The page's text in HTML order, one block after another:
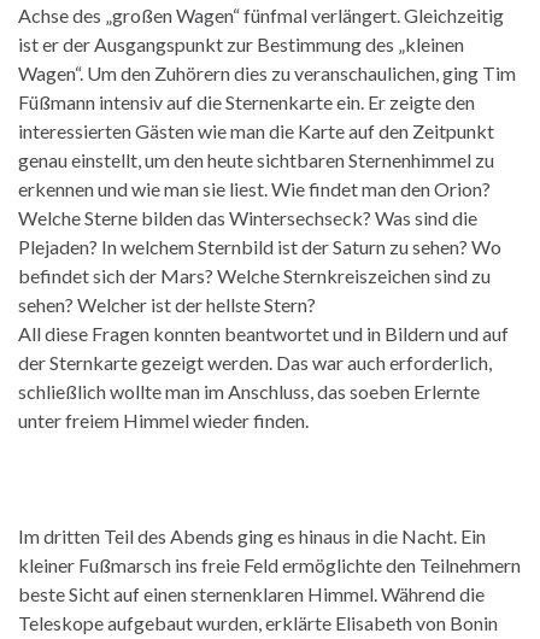
Achse des „großen Wagen“ fünfmal verlängert. Gleichzeitig
ist er der Ausgangspunkt zur Bestimmung des „kleinen
Wagen“. Um den Zuhörern dies zu veranschaulichen, ging Tim
Füßmann intensiv auf die Sternenkarte ein. Er zeigte den
interessierten Gästen wie man die Karte auf den Zeitpunkt
genau einstellt, um den heute sichtbaren Sternenhimmel zu
erkennen und wie man sie liest. Wie findet man den Orion?
Welche Sterne bilden das Wintersechseck? Was sind die
Plejaden? In welchem Sternbild ist der Saturn zu sehen? Wo
befindet sich der Mars? Welche Sternkreiszeichen sind zu
sehen? Welcher ist der hellste Stern?
All diese Fragen konnten beantwortet und in Bildern und auf
der Sternkarte gezeigt werden. Das war auch erforderlich,
schließlich wollte man im Anschluss, das soeben Erlernte
unter freiem Himmel wieder finden.
Im dritten Teil des Abends ging es hinaus in die Nacht. Ein
kleiner Fußmarsch ins freie Feld ermöglichte den Teilnehmern
beste Sicht auf einen sternenklaren Himmel. Während die
Teleskope aufgebaut wurden, erklärte Elisabeth von Bonin